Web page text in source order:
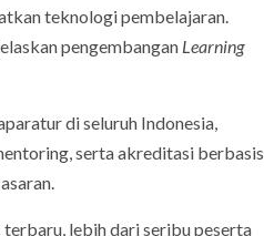
teknologi pembelajaran.
pengembangan Learning
di seluruh Indonesia,
serta akreditasi berbasis
lebih dari seribu peserta